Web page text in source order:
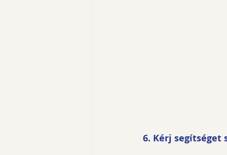
6. Kérj segítséget